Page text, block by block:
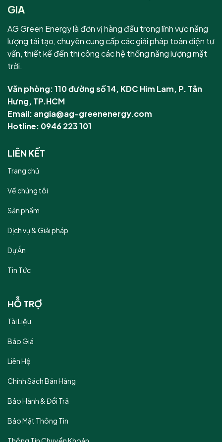
GIA
AG Green Energy là đơn vị hàng đầu trong lĩnh vực năng
lượng tái tạo, chuyên cung cấp các giải pháp toàn diện tư
vấn, thiết kế đến thi công các hệ thống năng lượng mặt
trời.
Văn phòng: 110 đường số 14, KDC Him Lam, P. Tân
Hưng, TP.HCM
Email: angia@ag-greenenergy.com
Hotline: 0946 223 101
LIÊN KẾT
Trang chủ
Về chúng tôi
Sản phẩm
Dịch vụ & Giải pháp
Dự Án
Tin Tức
HỖ TRỢ
Tài Liệu
Báo Giá
Liên Hệ
Chính Sách Bán Hàng
Bảo Hành & Đổi Trả
Bảo Mật Thông Tin